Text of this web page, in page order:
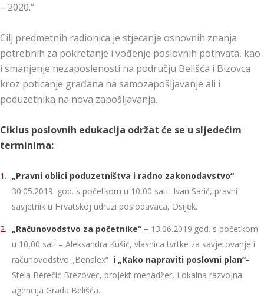
– 2020.“
Cilj predmetnih radionica je stjecanje osnovnih znanja
potrebnih za pokretanje i vođenje poslovnih pothvata, kao
i smanjenje nezaposlenosti na području Belišća i Bizovca
kroz poticanje građana na samozapošljavanje ali i
poduzetnika na nova zapošljavanja.
Ciklus poslovnih edukacija održat će se u sljedećim
terminima:
„Pravni oblici poduzetništva i radno zakonodavstvo“ –
30.05.2019. god. s početkom u 10,00 sati- Ivan Sarić, pravni
savjetnik u Hrvatskoj udruzi poslodavaca, Osijek.
„Računovodstvo za početnike“ – 13.06.2019.god. s početkom
u 10,00 sati – Aleksandra Kušić, vlasnica tvrtke za savjetovanje i
računovodstvo „Benalex“ i „Kako napraviti poslovni plan“-
Stela Berečić Brezovec, projekt menadžer, Lokalna razvojna
agencija Grada Belišća.